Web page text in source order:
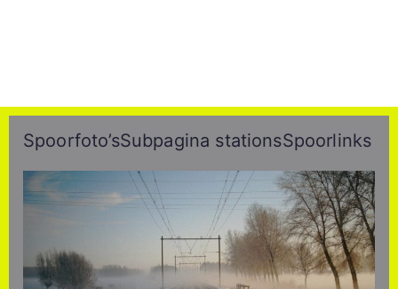
Spoorfoto’sSubpagina stationsSpoorlinks